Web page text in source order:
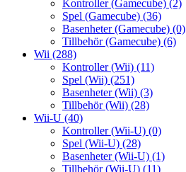
Kontroller (Gamecube) (2)
Spel (Gamecube) (36)
Basenheter (Gamecube) (0)
Tillbehör (Gamecube) (6)
Wii (288)
Kontroller (Wii) (11)
Spel (Wii) (251)
Basenheter (Wii) (3)
Tillbehör (Wii) (28)
Wii-U (40)
Kontroller (Wii-U) (0)
Spel (Wii-U) (28)
Basenheter (Wii-U) (1)
Tillbehör (Wii-U) (11)